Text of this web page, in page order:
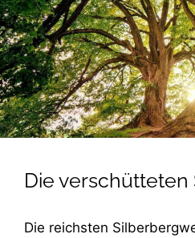
Die verschütteten
Die reichsten